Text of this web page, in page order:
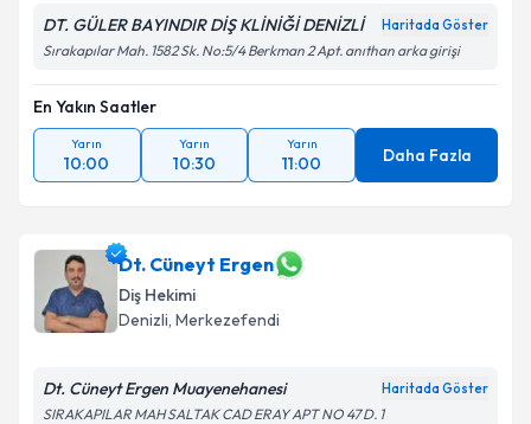
DT. GÜLER BAYINDIR DİŞ KLİNİĞİ DENİZLİ Haritada Göster
Sırakapılar Mah. 1582 Sk. No:5/4 Berkman 2 Apt. anıthan arka girişi
En Yakın Saatler
Yarın
10:00
Yarın
10:30
Yarın
11:00 Daha Fazla
Dt. Cüneyt Ergen
Diş Hekimi
Denizli, Merkezefendi
Dt. Cüneyt Ergen Muayenehanesi Haritada Göster
SIRAKAPILAR MAH SALTAK CAD ERAY APT NO 47 D. 1